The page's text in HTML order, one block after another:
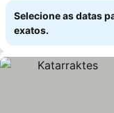
Selecione as datas
exatos.